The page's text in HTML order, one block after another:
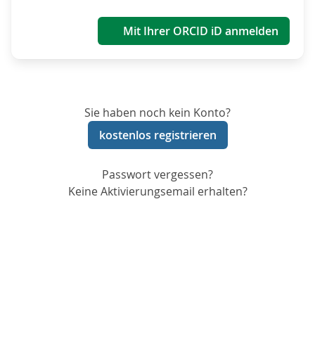
Mit Ihrer ORCID iD anmelden
Sie haben noch kein Konto?
kostenlos registrieren
Passwort vergessen?
Keine Aktivierungsemail erhalten?